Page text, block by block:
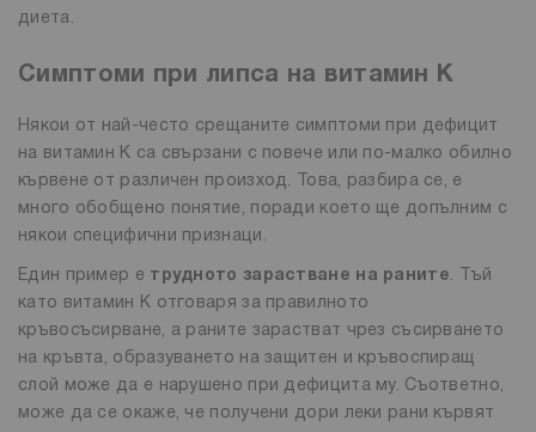
диета.
Симптоми при липса на витамин K
Някои от най-често срещаните симптоми при дефицит
на витамин К са свързани с повече или по-малко обилно
кървене от различен произход. Това, разбира се, е
много обобщено понятие, поради което ще допълним с
някои специфични признаци.
Един пример е трудното зарастване на раните. Тъй
като витамин К отговаря за правилното
кръвосъсирване, а раните зарастват чрез съсирването
на кръвта, образуването на защитен и кръвоспиращ
слой може да е нарушено при дефицита му. Съответно,
може да се окаже, че получени дори леки рани кървят